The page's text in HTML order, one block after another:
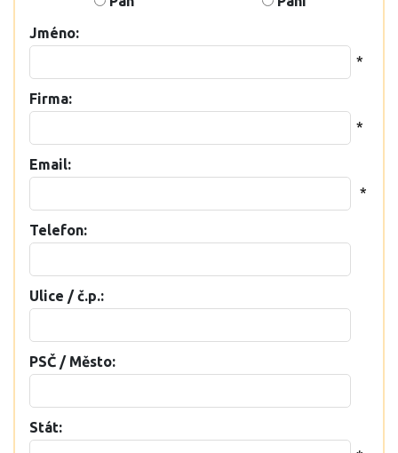
Jméno:
*
Firma:
*
Email:
*
Telefon:
Ulice / č.p.:
PSČ / Město:
Stát: